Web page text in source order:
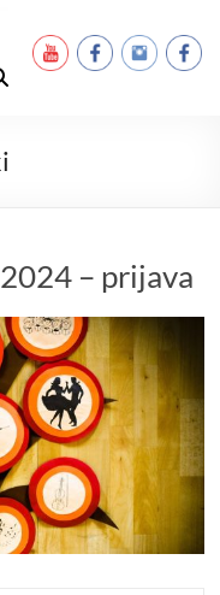
Glavarja
– prijava